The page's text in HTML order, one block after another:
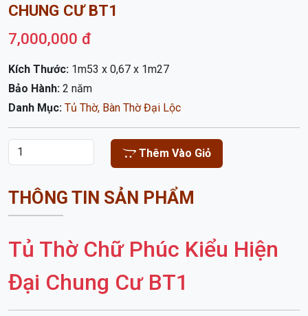
CHUNG CƯ BT1
7,000,000 đ
Kích Thước: 1m53 x 0,67 x 1m27
Bảo Hành: 2 năm
Danh Mục: Tủ Thờ, Bàn Thờ Đại Lộc
Thêm Vào Giỏ
THÔNG TIN SẢN PHẨM
Tủ Thờ Chữ Phúc Kiểu Hiện
Đại Chung Cư BT1